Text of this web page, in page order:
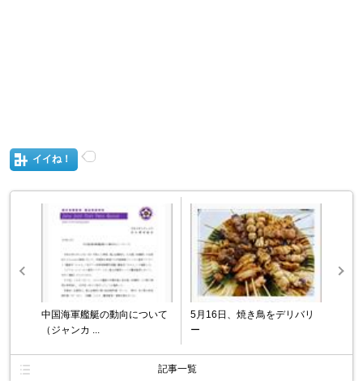
イイね！
中国海軍艦艇の動向について
（ジャンカ ...
5月16日、焼き鳥をデリバリ
ー
記事一覧